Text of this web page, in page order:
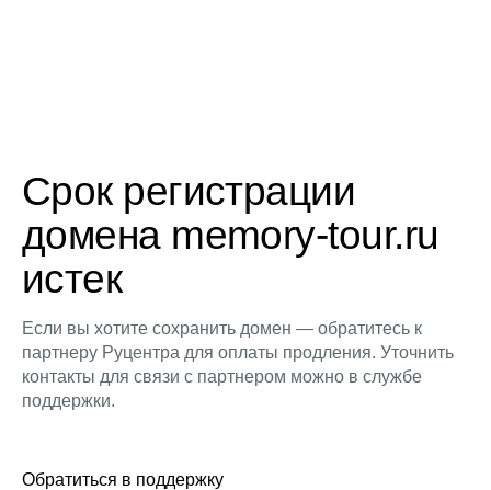
Срок регистрации
домена memory-tour.ru
истек
Если вы хотите сохранить домен — обратитесь к
партнеру Руцентра для оплаты продления. Уточнить
контакты для связи с партнером можно в службе
поддержки.
Обратиться в поддержку